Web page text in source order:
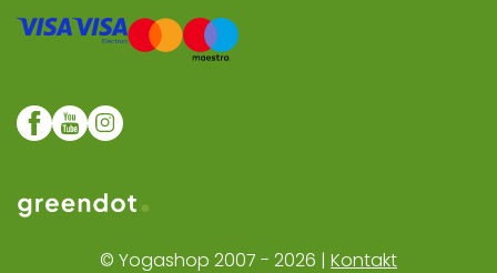
Web realizoval Greendot
© Yogashop 2007 - 2026 | Kontakt